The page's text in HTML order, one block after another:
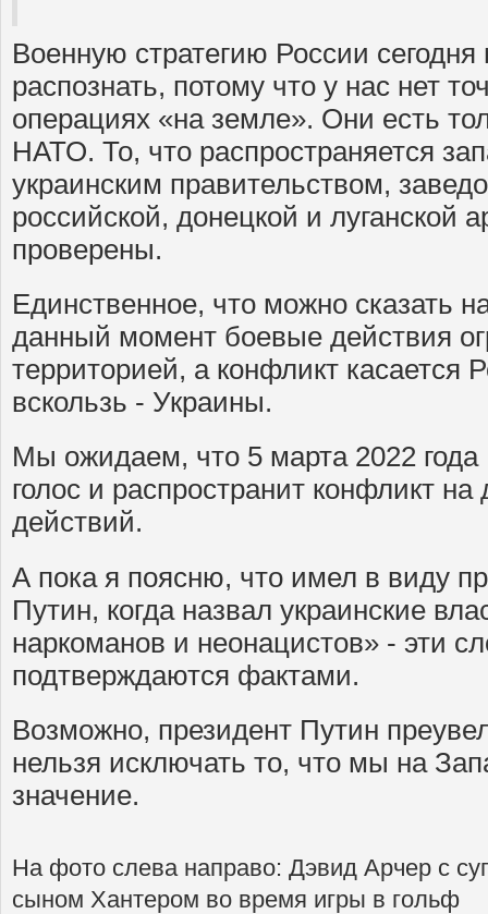
Военную стратегию России
распознать, потому что у нас нет
операциях «на земле». Они есть
НАТО. То, что распространяется
украинским правительством,
российской, донецкой и луганской
проверены.
Единственное, что можно сказать
данный момент боевые действия
территорией, а конфликт
вскользь - Украины.
Мы ожидаем, что 5 марта 2022 года
голос и распространит конфликт на
действий.
А пока я поясню, что имел в виду
Путин, когда назвал украинские
наркоманов и неонацистов» - эти
подтверждаются фактами.
Возможно, президент Путин
нельзя исключать то, что мы на
значение.
На фото слева направо: Дэвид Арчер с
сыном Хантером во время игры в гольф